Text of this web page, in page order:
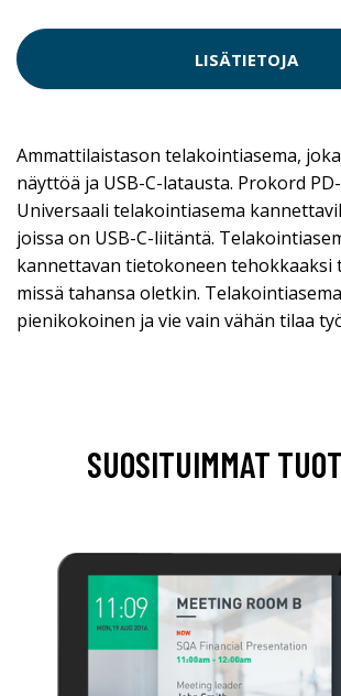
LISÄTIETOJA
Ammattilaistason telakointiasema,
näyttöä ja USB-C-latausta. Prokord
Universaali telakointiasema
joissa on USB-C-liitäntä.
kannettavan tietokoneen tehokkaaksi
missä tahansa oletkin.
pienikokoinen ja vie vain vähän tilaa
SUOSITUIMMAT